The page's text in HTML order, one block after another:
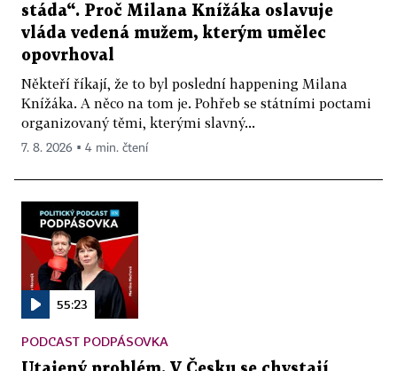
stáda“. Proč Milana Knížáka oslavuje
vláda vedená mužem, kterým umělec
opovrhoval
Někteří říkají, že to byl poslední happening Milana
Knížáka. A něco na tom je. Pohřeb se státními poctami
organizovaný těmi, kterými slavný...
7. 8. 2026 ▪ 4 min. čtení
55:23
PODCAST PODPÁSOVKA